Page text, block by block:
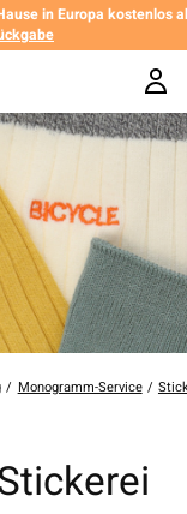
in Europa kostenlos
/ Monogramm-Service /